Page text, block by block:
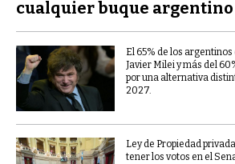
cualquier buque
El 65% de los
Javier Milei y más del
por una alternativa
2027.
Ley de Propiedad
tener los votos en el